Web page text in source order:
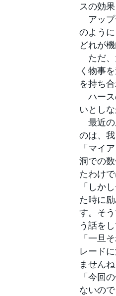
すべての
スの効
アップ
のよう
どれが
ただ、
く物事
を持ち
ハース
いとし
最近の
のは、
「マイ
洞での
たわけ
「しか
た時に
す。そ
う話を
「一旦
レード
ません
「今回
ないの